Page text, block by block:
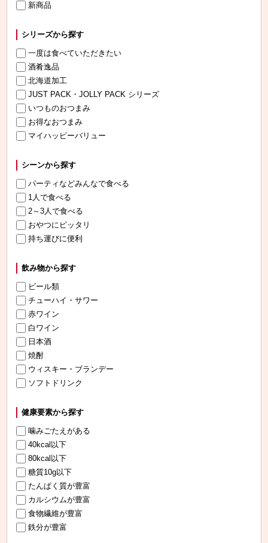
新商品
シリーズから探す
一度は食べていただきたい
酒肴逸品
北海道加工
JUST PACK・JOLLY PACK シリーズ
いつものおつまみ
お得なおつまみ
マイハッピーバリュー
シーンから探す
パーティなどみんなで食べる
1人で食べる
2～3人で食べる
おやつにピッタリ
持ち運びに便利
飲み物から探す
ビール類
チューハイ・サワー
赤ワイン
白ワイン
日本酒
焼酎
ウィスキー・ブランデー
ソフトドリンク
健康要素から探す
噛みごたえがある
40kcal以下
80kcal以下
糖質10g以下
たんぱく質が豊富
カルシウムが豊富
食物繊維が豊富
鉄分が豊富